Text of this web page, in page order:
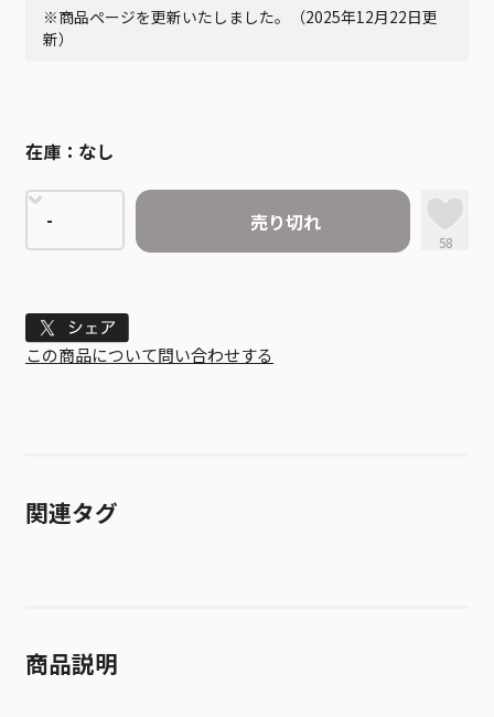
※商品ページを更新いたしました。（2025年12月22日更
新）
在庫： なし
売り切れ
58
Tweet
この商品について問い合わせする
関連タグ
商品説明